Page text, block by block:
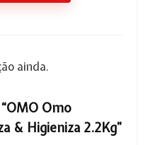
ainda.
Omo
& Higieniza 2.2Kg”